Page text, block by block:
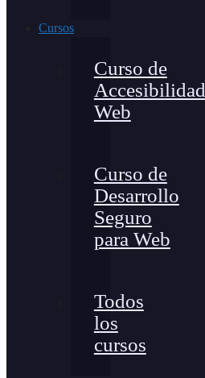
Cursos
Curso de
Accesibilidad
Web
Curso de
Desarrollo
Seguro
para Web
Todos
los
cursos